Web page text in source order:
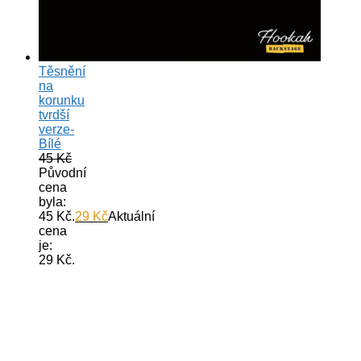
Těsnění
na
korunku
tvrdší
verze-
Bílé
45Kč
Původní
cena
byla:
45 Kč.29 KčAktuální
cena
je:
29 Kč.